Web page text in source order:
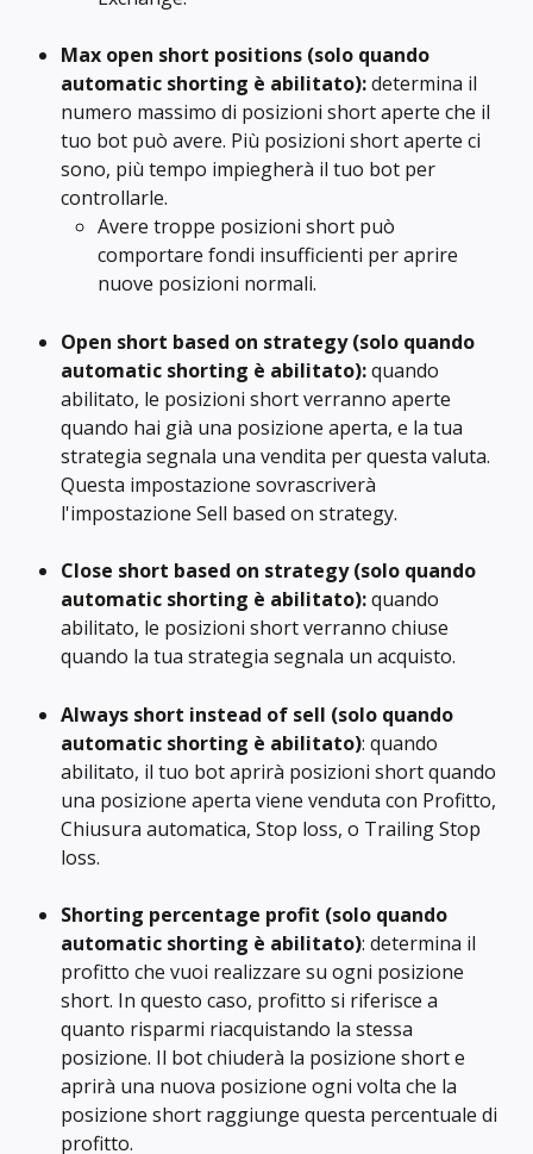
Max open short positions (solo quando
automatic shorting è abilitato): determina il
numero massimo di posizioni short aperte che il
tuo bot può avere. Più posizioni short aperte ci
sono, più tempo impiegherà il tuo bot per
controllarle.
Avere troppe posizioni short può
comportare fondi insufficienti per aprire
nuove posizioni normali.
Open short based on strategy (solo quando
automatic shorting è abilitato): quando
abilitato, le posizioni short verranno aperte
quando hai già una posizione aperta, e la tua
strategia segnala una vendita per questa valuta.
Questa impostazione sovrascriverà
l'impostazione Sell based on strategy.
Close short based on strategy (solo quando
automatic shorting è abilitato): quando
abilitato, le posizioni short verranno chiuse
quando la tua strategia segnala un acquisto.
Always short instead of sell (solo quando
automatic shorting è abilitato): quando
abilitato, il tuo bot aprirà posizioni short quando
una posizione aperta viene venduta con Profitto,
Chiusura automatica, Stop loss, o Trailing Stop
loss.
Shorting percentage profit (solo quando
automatic shorting è abilitato): determina il
profitto che vuoi realizzare su ogni posizione
short. In questo caso, profitto si riferisce a
quanto risparmi riacquistando la stessa
posizione. Il bot chiuderà la posizione short e
aprirà una nuova posizione ogni volta che la
posizione short raggiunge questa percentuale di
profitto.